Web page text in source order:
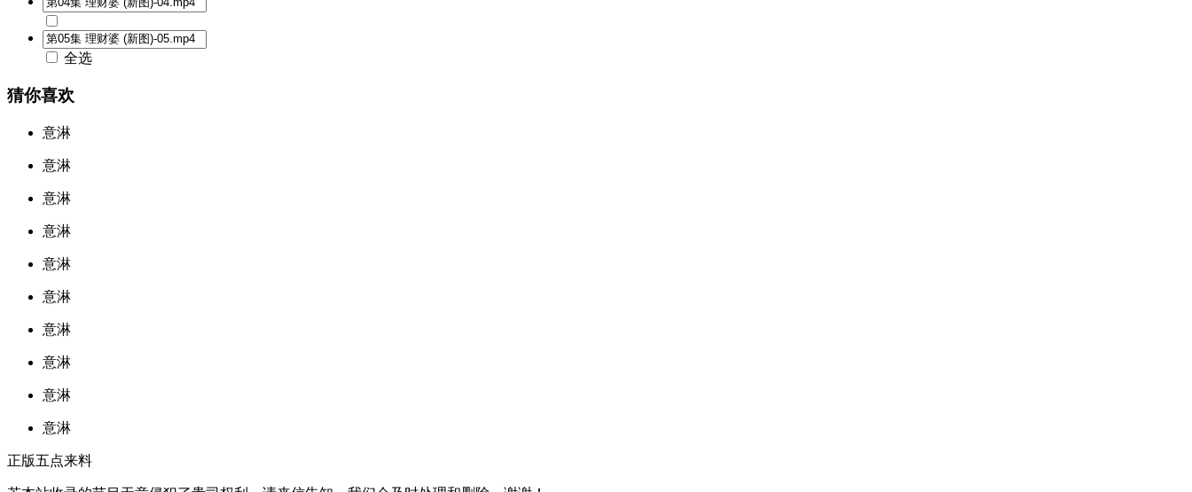
全选
猜你喜欢
意淋
意淋
意淋
意淋
意淋
意淋
意淋
意淋
意淋
意淋
正版五点来料